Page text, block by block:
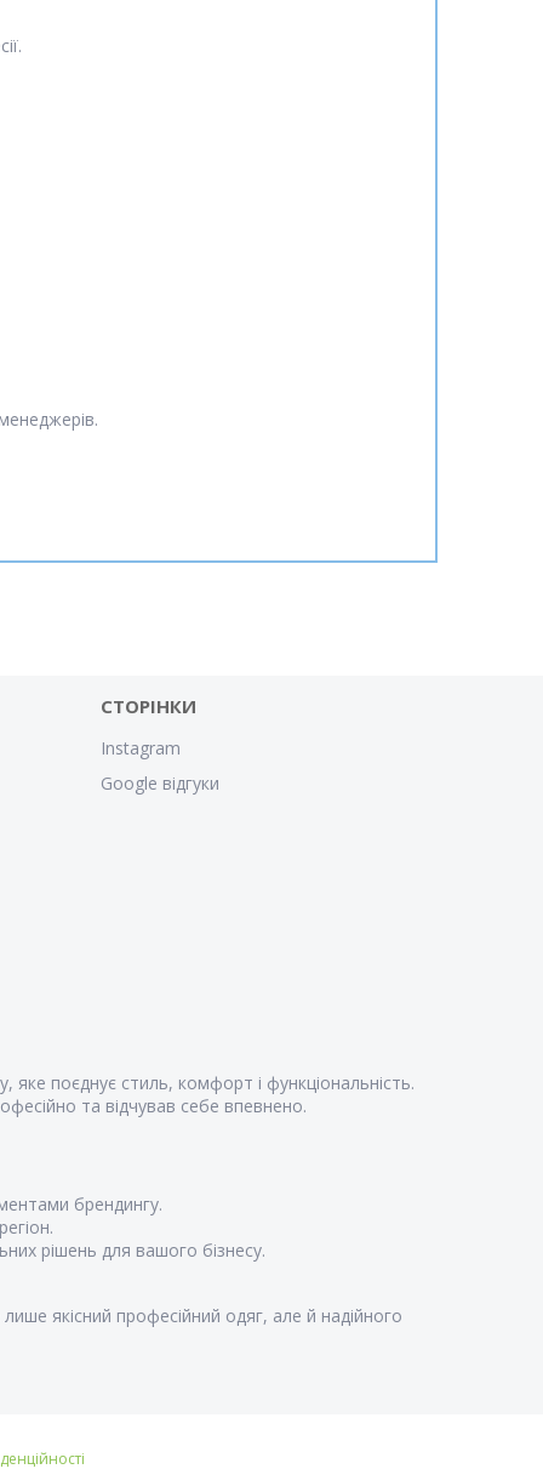
СТОРІНКИ
Instagram
Google відгуки
поєднує стиль, комфорт і функціональність.
та відчував себе впевнено.
брендингу.
рішень для вашого бізнесу.
якісний професійний одяг, але й надійного